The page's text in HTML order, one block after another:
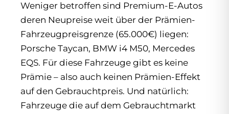
Weniger betroffen sind Premium-E-Autos
deren Neupreise weit über der Prämien-
Fahrzeugpreisgrenze (65.000€) liegen:
Porsche Taycan, BMW i4 M50, Mercedes
EQS. Für diese Fahrzeuge gibt es keine
Prämie – also auch keinen Prämien-Effekt
auf den Gebrauchtpreis. Und natürlich:
Fahrzeuge die auf dem Gebrauchtmarkt